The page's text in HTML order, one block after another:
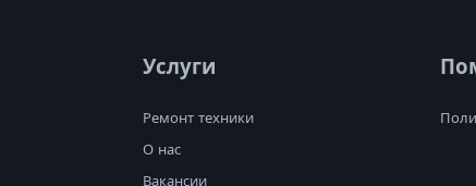
Услуги
Ремонт техники
О нас
Вакансии